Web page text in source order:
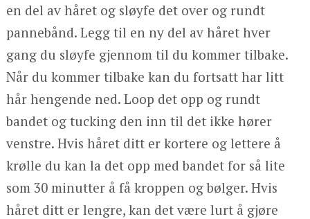
en del av håret og sløyfe det over og rundt
pannebånd. Legg til en ny del av håret hver
gang du sløyfe gjennom til du kommer tilbake.
Når du kommer tilbake kan du fortsatt har litt
hår hengende ned. Loop det opp og rundt
bandet og tucking den inn til det ikke hører
venstre. Hvis håret ditt er kortere og lettere å
krølle du kan la det opp med bandet for så lite
som 30 minutter å få kroppen og bølger. Hvis
håret ditt er lengre, kan det være lurt å gjøre